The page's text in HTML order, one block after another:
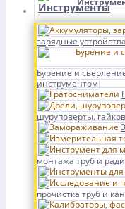
зарядные устройства
Бурение и
инструментом
шуруповерты,
монтажа труб и
прочистка труб и